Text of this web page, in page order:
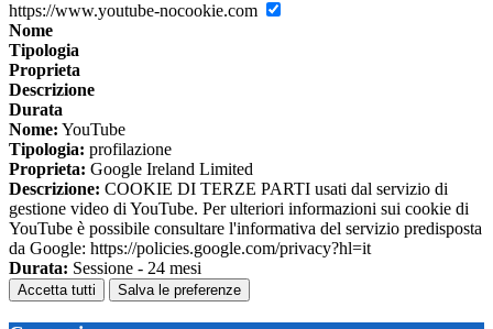
https://www.youtube-nocookie.com
Nome
Tipologia
Proprieta
Descrizione
Durata
Nome: YouTube
Tipologia: profilazione
Proprieta: Google Ireland Limited
Descrizione: COOKIE DI TERZE PARTI usati dal servizio di
gestione video di YouTube. Per ulteriori informazioni sui cookie di
YouTube è possibile consultare l'informativa del servizio predisposta
da Google: https://policies.google.com/privacy?hl=it
Durata: Sessione - 24 mesi
Accetta tutti Salva le preferenze